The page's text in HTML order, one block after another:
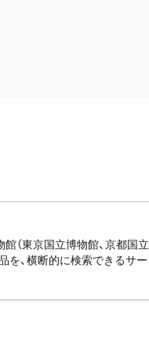
（東京国立博物館、京都国立
を、横断的に検索できるサー